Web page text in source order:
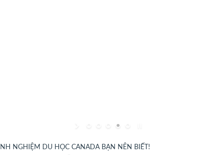
NGHIỆM DU HỌC CANADA BẠN NÊN BIẾT!